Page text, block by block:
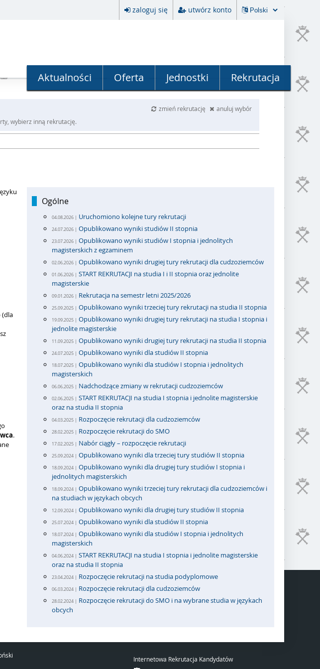
zaloguj się utwórz konto
Aktualności Oferta Jednostki Rekrutacja
zmień rekrutację
anuluj wybór
wybierz inną rekrutację.
Ogólne
04.08.2026 | Uruchomiono kolejne tury rekrutacji
24.07.2026 | Opublikowano wyniki studiów II stopnia
23.07.2026 | Opublikowano wyniki studiów I stopnia i jednolitych
magisterskich z egzaminem
02.06.2026 | Opublikowano wyniki drugiej tury rekrutacji dla cudzoziemców
01.06.2026 | START REKRUTACJI na studia I i II stopnia oraz jednolite
magisterskie
09.01.2026 | Rekrutacja na semestr letni 2025/2026
25.09.2025 | Opublikowano wyniki trzeciej tury rekrutacji na studia II stopnia
19.09.2025 | Opublikowano wyniki drugiej tury rekrutacji na studia I stopnia i
jednolite magisterskie
11.09.2025 | Opublikowano wyniki drugiej tury rekrutacji na studia II stopnia
24.07.2025 | Opublikowano wyniki dla studiów II stopnia
18.07.2025 | Opublikowano wyniki dla studiów I stopnia i jednolitych
magisterskich
06.06.2025 | Nadchodzące zmiany w rekrutacji cudzoziemców
02.06.2025 | START REKRUTACJI na studia I stopnia i jednolite magisterskie
oraz na studia II stopnia
04.03.2025 | Rozpoczęcie rekrutacji dla cudzoziemców
28.02.2025 | Rozpoczęcie rekrutacji do SMO
17.02.2025 | Nabór ciągły – rozpoczęcie rekrutacji
25.09.2024 | Opublikowano wyniki dla trzeciej tury studiów II stopnia
18.09.2024 | Opublikowano wyniki dla drugiej tury studiów I stopnia i
jednolitych magisterskich
18.09.2024 | Opublikowano wyniki trzeciej tury rekrutacji dla cudzoziemców i
na studiach w językach obcych
12.09.2024 | Opublikowano wyniki dla drugiej tury studiów II stopnia
25.07.2024 | Opublikowano wyniki dla studiów II stopnia
18.07.2024 | Opublikowano wyniki dla studiów I stopnia i jednolitych
magisterskich
04.06.2024 | START REKRUTACJI na studia I stopnia i jednolite magisterskie
oraz na studia II stopnia
23.04.2024 | Rozpoczęcie rekrutacji na studia podyplomowe
06.03.2024 | Rozpoczęcie rekrutacji dla cudzoziemców
28.02.2024 | Rozpoczęcie rekrutacji do SMO i na wybrane studia w językach
obcych
(dla
.
Internetowa Rekrutacja Kandydatów